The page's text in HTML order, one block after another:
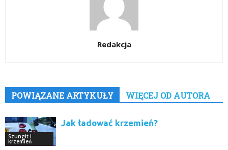
Redakcja
POWIĄZANE ARTYKUŁY WIĘCEJ OD AUTORA
Szungit i
krzemień
Jak ładować krzemień?